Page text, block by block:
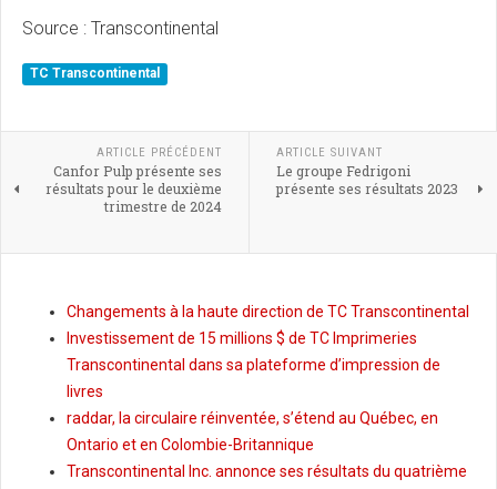
Source : Transcontinental
TC Transcontinental
ARTICLE PRÉCÉDENT
Canfor Pulp présente ses
résultats pour le deuxième
trimestre de 2024
ARTICLE SUIVANT
Le groupe Fedrigoni
présente ses résultats 2023
Changements à la haute direction de TC Transcontinental
Investissement de 15 millions $ de TC Imprimeries
Transcontinental dans sa plateforme d’impression de
livres
raddar, la circulaire réinventée, s’étend au Québec, en
Ontario et en Colombie-Britannique
Transcontinental Inc. annonce ses résultats du quatrième